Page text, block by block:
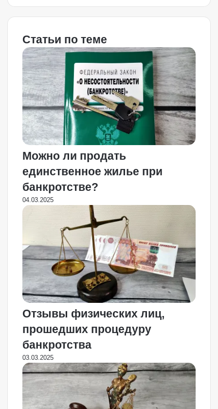
Статьи по теме
Можно ли продать
единственное жилье при
банкротстве?
04.03.2025
Отзывы физических лиц,
прошедших процедуру
банкротства
03.03.2025